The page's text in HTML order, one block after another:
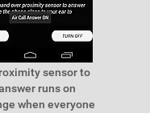
sensor to
runs on
when everyone